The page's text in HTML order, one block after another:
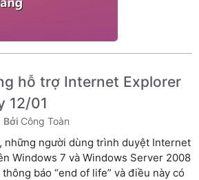
hỗ trợ Internet Explorer
12/01
Công Toàn
những người dùng trình duyệt Internet
Windows 7 và Windows Server 2008
báo “end of life” và điều này có